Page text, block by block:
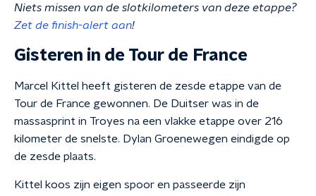
Niets missen van de slotkilometers van deze etappe?
Zet de finish-alert aan!
Gisteren in de Tour de France
Marcel Kittel heeft gisteren de zesde etappe van de
Tour de France gewonnen. De Duitser was in de
massasprint in Troyes na een vlakke etappe over 216
kilometer de snelste. Dylan Groenewegen eindigde op
de zesde plaats.
Kittel koos zijn eigen spoor en passeerde zijn